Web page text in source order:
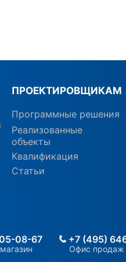
ПРОЕКТИРОВЩИКАМ
Программные решения
Реализованные
объекты
Квалификация
Статьи
08-67 +7 (495)
Офис продаж